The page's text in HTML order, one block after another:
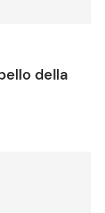
della